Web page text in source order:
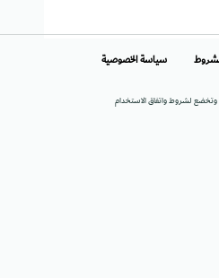
لشروط واتفاق الاستخدام
سياسة الخصوصية